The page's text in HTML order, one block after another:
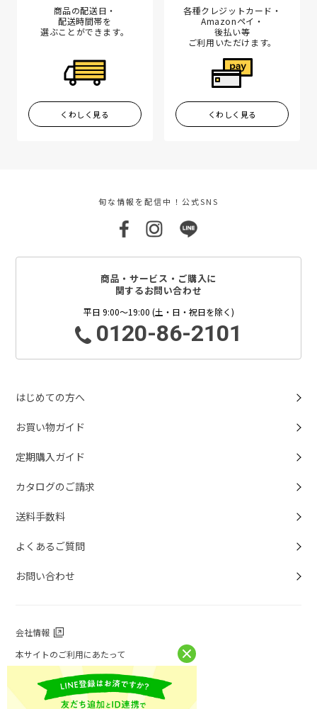
商品の配送日・
配送時間帯を
選ぶことができます。
くわしく見る
各種クレジットカード・
Amazonペイ・
後払い等
ご利用いただけます。
くわしく見る
旬な情報を配信中！公式SNS
商品・サービス・ご購入に
関するお問い合わせ
平日 9:00～19:00 (土・日・祝日を除く)
0120-86-2101
はじめての方へ
お買い物ガイド
定期購入ガイド
カタログのご請求
送料手数料
よくあるご質問
お問い合わせ
会社情報
本サイトのご利用にあたって
個人情報保護方針
個人情報取扱について